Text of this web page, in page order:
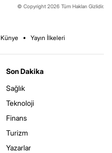
© Copyright 2026 Tüm Hakları Gizlidir.
Künye Yayın İlkeleri
Son Dakika
Sağlık
Teknoloji
Finans
Turizm
Yazarlar